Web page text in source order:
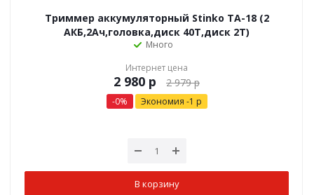
Триммер аккумуляторный Stinko ТА-18 (2
АКБ,2Ач,головка,диск 40Т,диск 2Т)
Много
Интернет цена
р 2 979р
-0% Экономия -1 р
В корзину